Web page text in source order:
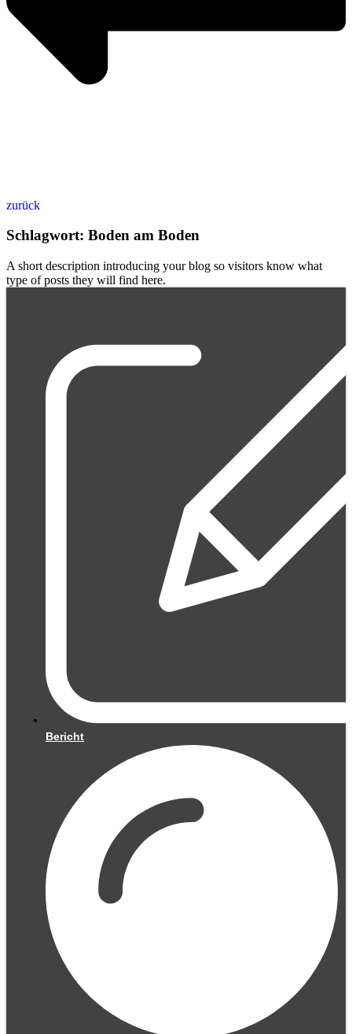
zurück
Schlagwort: Boden am Boden
A short description introducing your blog so visitors know what
type of posts they will find here.
Bericht